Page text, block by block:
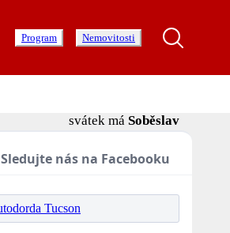
Program Nemovitosti
svátek má Soběslav
Sledujte nás na Facebooku